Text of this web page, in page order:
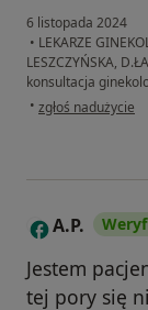
6 listopada 2024
• LEKARZE
LESZCZYŃSKA,
konsultacja
• w opinii
zgłoś nadużycie
A A.P.
Jestem
tej pory się